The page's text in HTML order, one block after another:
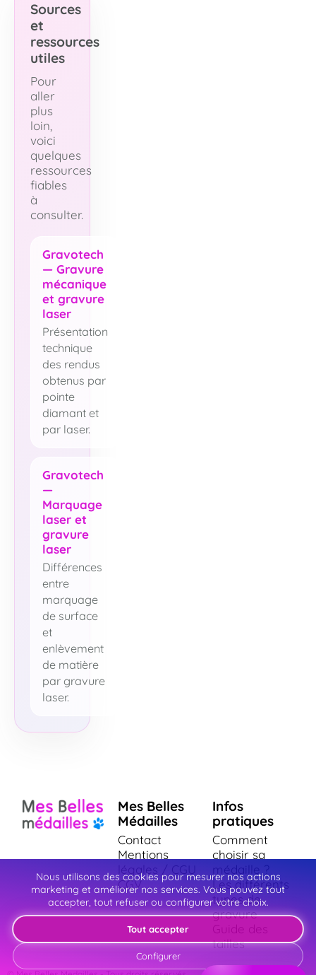
Sources
et
ressources
utiles
Pour
aller
plus
loin,
voici
quelques
ressources
fiables
à
consulter.
Gravotech
— Gravure
mécanique
et gravure
laser
Présentation
technique
des rendus
obtenus par
pointe
diamant et
par laser.
Gravotech
—
Marquage
laser et
gravure
laser
Différences
entre
marquage
de surface
et
enlèvement
de matière
par gravure
laser.
Mes Belles
Médailles
Contact
Mentions
légales / CGU
CGV
Infos
pratiques
Comment
choisir sa
médaille ?
Les différents
types de
gravure
Guide des
tailles
Nous utilisons des cookies pour mesurer nos actions
marketing et améliorer nos services. Vous pouvez tout
accepter, tout refuser ou configurer votre choix.
Tout accepter
Configurer